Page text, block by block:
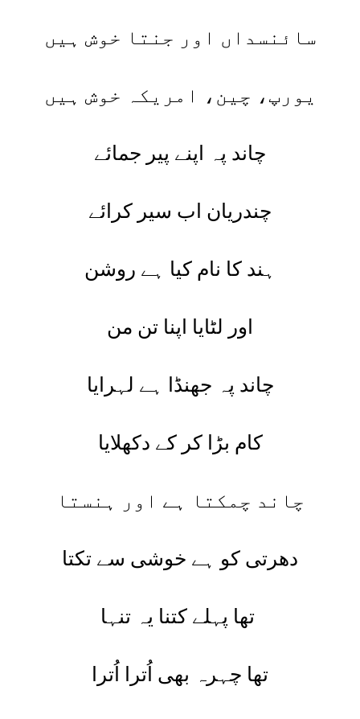
سائنسداں اور جنتا خوش ہیں
یورپ، چین، امریکہ خوش ہیں
چاند پہ اپنے پیر جمائے
چندریان اب سیر کرائے
ہند کا نام کیا ہے روشن
اور لٹایا اپنا تن من
چاند پہ جھنڈا ہے لہرایا
کام بڑا کر کے دکھلایا
چاند چمکتا ہے اور ہنستا
دھرتی کو ہے خوشی سے تکتا
تھا پہلے کتنا یہ تنہا
تھا چہرہ بھی اُترا اُترا